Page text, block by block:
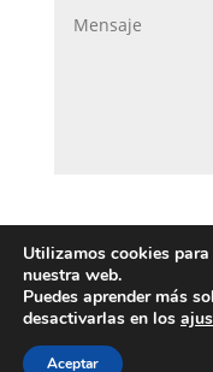
Utilizamos cookies
nuestra web.
Puedes aprender más
desactivarlas en los
Aceptar